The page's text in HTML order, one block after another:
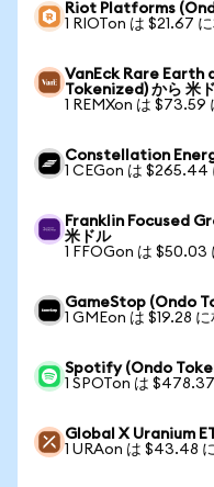
Riot Platforms
1 RIOTon は $21.67
VanEck Rare Earth
Tokenized) から 米
1 REMXon は $73.59
Constellation
1 CEGon は $265.44
Franklin Focused
米ドル
1 FFOGon は $50.03
GameStop (Ondo
1 GMEon は $19.28 に
Spotify (Ondo
1 SPOTon は
Global X Uranium
1 URAon は $43.48